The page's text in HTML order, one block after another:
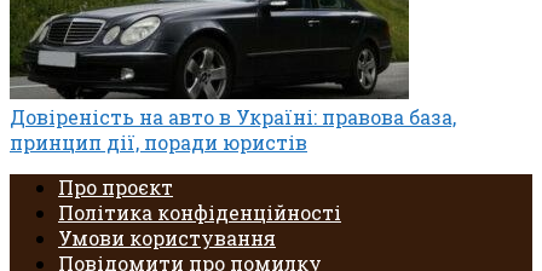
Довіреність на авто в Україні: правова база,
принцип дії, поради юристів
Про проєкт
Політика конфіденційності
Умови користування
Повідомити про помилку